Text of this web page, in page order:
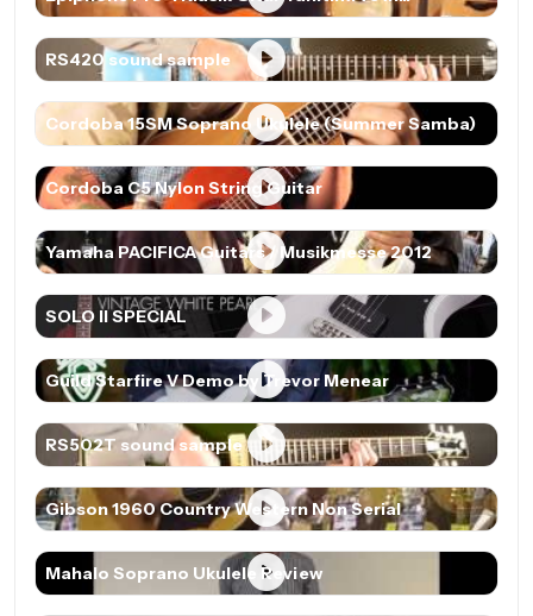
RS420 sound sample
Cordoba 15SM Soprano Ukulele (Summer Samba)
Cordoba C5 Nylon String Guitar
Yamaha PACIFICA Guitars / Musikmesse 2012
SOLO II SPECIAL
Guild Starfire V Demo by Trevor Menear
RS502T sound sample
Gibson 1960 Country Western Non Serial
Mahalo Soprano Ukulele Review